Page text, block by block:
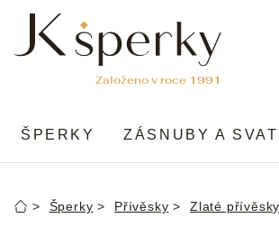
obsah
ŠPERKY ZÁSNUBY A
DomůŠperky Přívěsky Zlaté přívěsky